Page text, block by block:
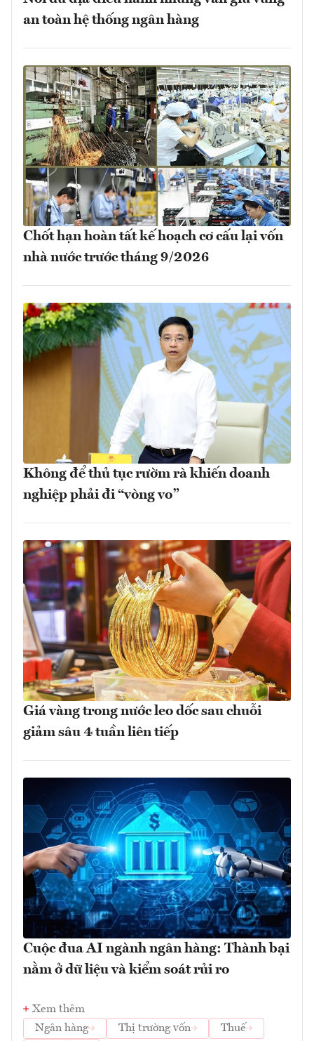
an toàn hệ thống ngân hàng
Chốt hạn hoàn tất kế hoạch cơ cấu lại vốn
nhà nước trước tháng 9/2026
Không để thủ tục rườm rà khiến doanh
nghiệp phải đi “vòng vo”
Giá vàng trong nước leo dốc sau chuỗi
giảm sâu 4 tuần liên tiếp
Cuộc đua AI ngành ngân hàng: Thành bại
nằm ở dữ liệu và kiểm soát rủi ro
Xem thêm
Ngân hàng
Thị trường vốn
Thuế